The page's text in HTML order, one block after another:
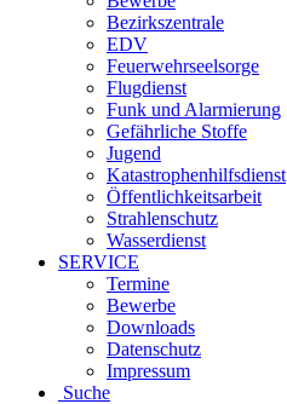
Bezirkszentrale
EDV
Feuerwehrseelsorge
Flugdienst
Funk und Alarmierung
Gefährliche Stoffe
Jugend
Katastrophenhilfsdienst
Öffentlichkeitsarbeit
Strahlenschutz
Wasserdienst
SERVICE
Termine
Bewerbe
Downloads
Datenschutz
Impressum
Suche